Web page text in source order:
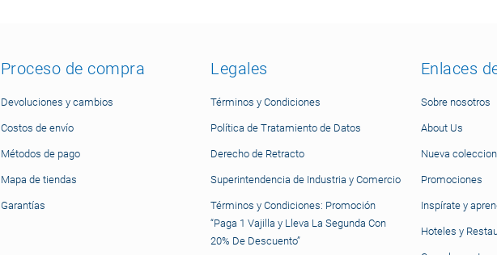
Proceso de compra
Devoluciones y cambios
Costos de envío
Métodos de pago
Mapa de tiendas
Garantías
Legales
Términos y Condiciones
Política de Tratamiento de Datos
Derecho de Retracto
Superintendencia de Industria y Comercio
Términos y Condiciones: Promoción
“Paga 1 Vajilla y Lleva La Segunda Con
20% De Descuento”
Enlaces
Sobre nosotros
About Us
Nueva coleccion
Promociones
Inspírate y
Hoteles y